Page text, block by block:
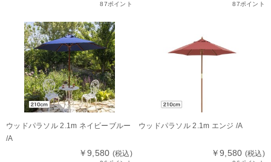
87ポイント 87ポイント
ウッドパラソル 2.1m ネイビーブルー
/A
￥9,580 (税込)
ウッドパラソル 2.1m エンジ /A
￥9,580 (税込)